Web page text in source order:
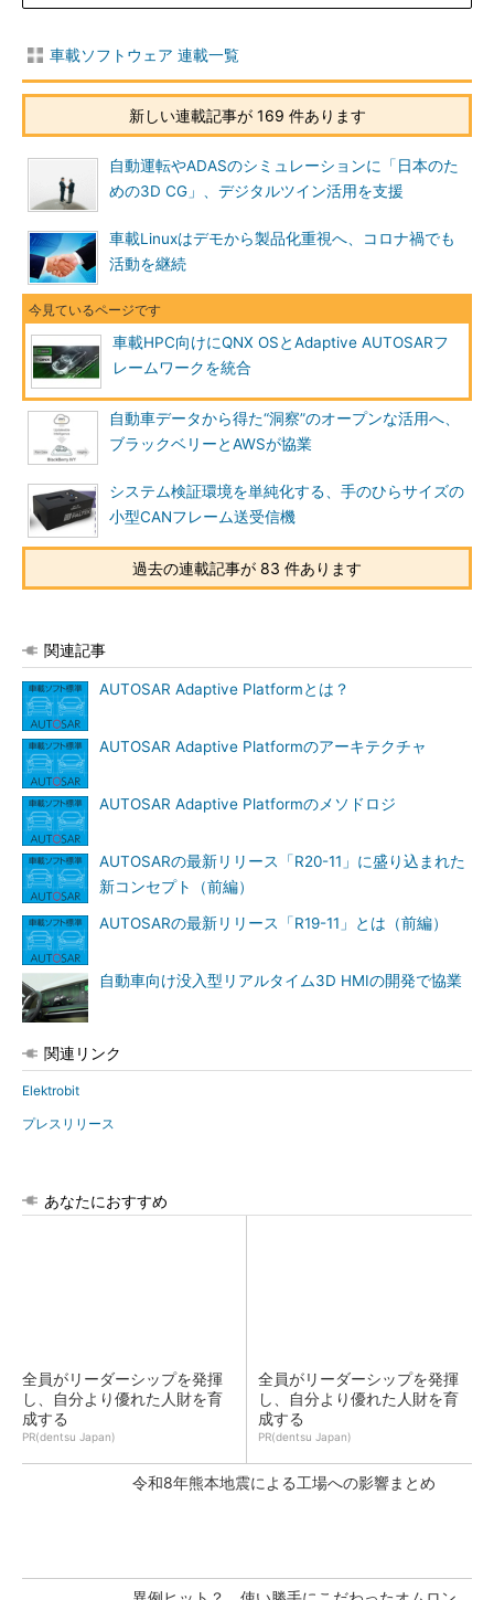
車載ソフトウェア 連載一覧
新しい連載記事が 169 件あります
自動運転やADASのシミュレーションに「日本のた
めの3D CG」、デジタルツイン活用を支援
車載Linuxはデモから製品化重視へ、コロナ禍でも
活動を継続
車載HPC向けにQNX OSとAdaptive AUTOSARフ
レームワークを統合
自動車データから得た“洞察”のオープンな活用へ、
ブラックベリーとAWSが協業
システム検証環境を単純化する、手のひらサイズの
小型CANフレーム送受信機
過去の連載記事が 83 件あります
関連記事
AUTOSAR Adaptive Platformとは？
AUTOSAR Adaptive Platformのアーキテクチャ
AUTOSAR Adaptive Platformのメソドロジ
AUTOSARの最新リリース「R20-11」に盛り込まれた
新コンセプト（前編）
AUTOSARの最新リリース「R19-11」とは（前編）
自動車向け没入型リアルタイム3D HMIの開発で協業
関連リンク
Elektrobit
プレスリリース
あなたにおすすめ
全員がリーダーシップを発揮
し、自分より優れた人財を育
成する
PR(dentsu Japan)
全員がリーダーシップを発揮
し、自分より優れた人財を育
成する
PR(dentsu Japan)
令和8年熊本地震による工場への影響まとめ